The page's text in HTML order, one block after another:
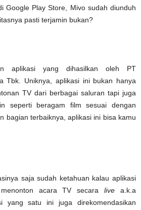
Google Play Store, Mivo sudah diunduh
pasti terjamin bukan?
aplikasi yang dihasilkan oleh PT
Tbk. Uniknya, aplikasi ini bukan hanya
TV dari berbagai saluran tapi juga
seperti beragam film sesuai dengan
bagian terbaiknya, aplikasi ini bisa kamu
saja sudah ketahuan kalau aplikasi
acara TV secaralive a.k.a
yang satu ini juga direkomendasikan